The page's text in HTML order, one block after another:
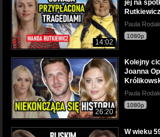
14:02
jej na
Rutkiewicz
Paula Rodak
1080p
26:20
Kolejny
Joanna
Paula Rodak
1080p
W wieku